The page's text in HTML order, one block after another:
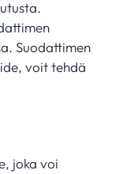
Suodattimen
voit tehdä
joka voi